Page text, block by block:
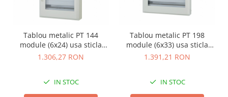
Tablou metalic PT 144
module (6x24) usa sticla
IP30 Eaton alb BF-OT-6/144-
1.306,27 RON
IN STOC
Tablou metalic PT 198
module (6x33) usa sticla
IP30 Eaton alb BF-OT-6/198-
1.391,21 RON
IN STOC